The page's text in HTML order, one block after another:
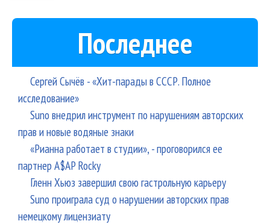
Последнее
Сергей Сычёв - «Хит-парады в СССР. Полное
исследование»
Suno внедрил инструмент по нарушениям авторских
прав и новые водяные знаки
«Рианна работает в студии», - проговорился ее
партнер A$AP Rocky
Гленн Хьюз завершил свою гастрольную карьеру
Suno проиграла суд о нарушении авторских прав
немецкому лицензиату